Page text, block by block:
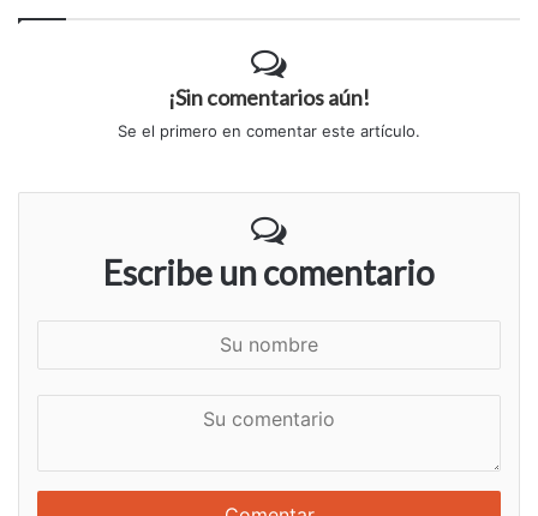
¡Sin comentarios aún!
Se el primero en comentar este artículo.
Escribe un comentario